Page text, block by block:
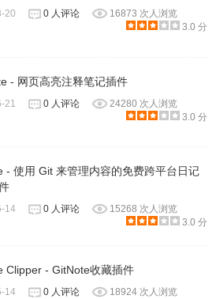
建空白笔记类似，在新建笔记按钮
板，点击即可按此模板新建笔记
20 0 人评论
16873 次人浏览
3.0 分
- 网页高亮注释笔记插件
21 0 人评论
24280 次人浏览
3.0 分
- 使用 Git 来管理内容的免费跨平台日记
14 0 人评论
15268 次人浏览
3.0 分
Clipper - GitNote收藏插件
14 0 人评论
18924 次人浏览